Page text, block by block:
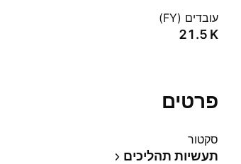
עובדים (FY)
‪21.5 K‬
פרטים
סקטור
תעשיות תהליכים